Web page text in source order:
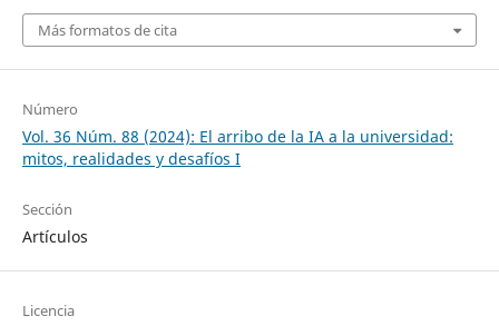
Más formatos de cita
Número
Vol. 36 Núm. 88 (2024): El arribo de la IA a la universidad:
mitos, realidades y desafíos I
Sección
Artículos
Licencia